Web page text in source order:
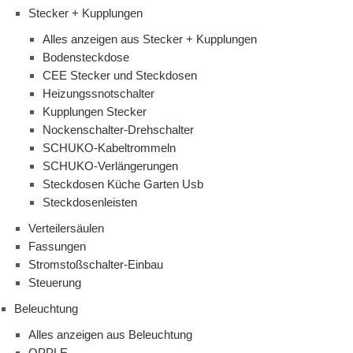
Stecker + Kupplungen
Alles anzeigen aus Stecker + Kupplungen
Bodensteckdose
CEE Stecker und Steckdosen
Heizungssnotschalter
Kupplungen Stecker
Nockenschalter-Drehschalter
SCHUKO-Kabeltrommeln
SCHUKO-Verlängerungen
Steckdosen Küche Garten Usb
Steckdosenleisten
Verteilersäulen
Fassungen
Stromstoßschalter-Einbau
Steuerung
Beleuchtung
Alles anzeigen aus Beleuchtung